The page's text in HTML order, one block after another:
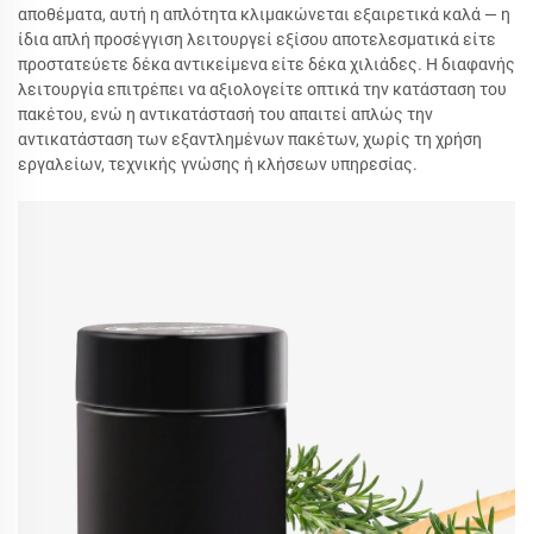
αποθέματα, αυτή η απλότητα κλιμακώνεται εξαιρετικά καλά — η
ίδια απλή προσέγγιση λειτουργεί εξίσου αποτελεσματικά είτε
προστατεύετε δέκα αντικείμενα είτε δέκα χιλιάδες. Η διαφανής
λειτουργία επιτρέπει να αξιολογείτε οπτικά την κατάσταση του
πακέτου, ενώ η αντικατάστασή του απαιτεί απλώς την
αντικατάσταση των εξαντλημένων πακέτων, χωρίς τη χρήση
εργαλείων, τεχνικής γνώσης ή κλήσεων υπηρεσίας.